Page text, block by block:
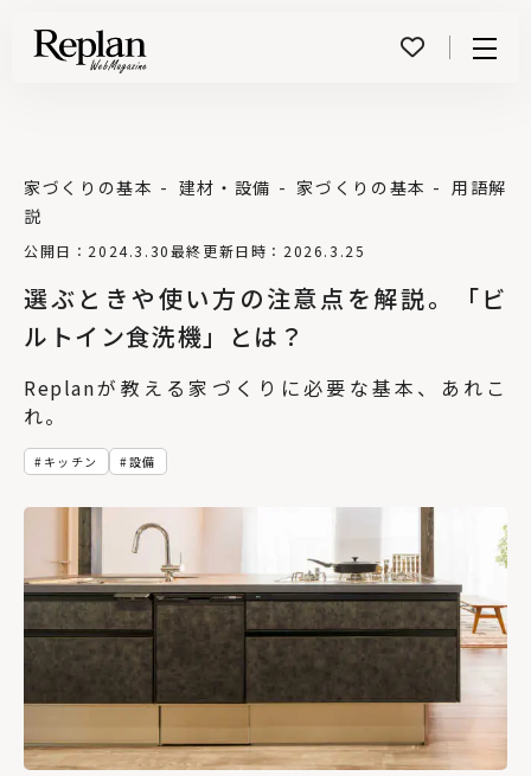
選ぶときや使い方の注意点を解説。「ビ
ルトイン食洗機」とは？
公開日：2024.3.30最終更新日時：2026.3.25
家づくりの基本 建材・設備 家づくりの基本
用語解
説
キッチン 設備
Replanが教える家づくりに必要な基本、あれこ
れ。